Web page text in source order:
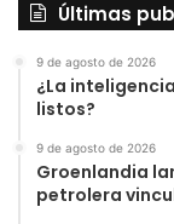
Últimas
9 de agosto de 2026
¿La
listos?
9 de agosto de 2026
Groenlandia
petrolera